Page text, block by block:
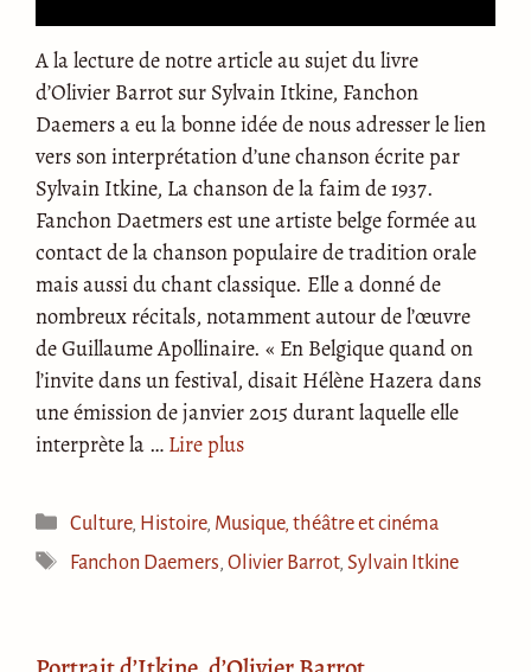
A la lecture de notre article au sujet du livre
d’Olivier Barrot sur Sylvain Itkine, Fanchon
Daemers a eu la bonne idée de nous adresser le lien
vers son interprétation d’une chanson écrite par
Sylvain Itkine, La chanson de la faim de 1937.
Fanchon Daetmers est une artiste belge formée au
contact de la chanson populaire de tradition orale
mais aussi du chant classique. Elle a donné de
nombreux récitals, notamment autour de l’œuvre
de Guillaume Apollinaire. « En Belgique quand on
l’invite dans un festival, disait Hélène Hazera dans
une émission de janvier 2015 durant laquelle elle
interprète la … Lire plus
Catégories
Culture, Histoire, Musique, théâtre et cinéma
Étiquettes
Fanchon Daemers,Olivier Barrot,Sylvain Itkine